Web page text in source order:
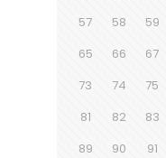
57
58 59
65
66 67
73
74 75
81
82 83
89
90 91